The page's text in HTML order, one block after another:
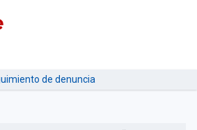
de denuncia